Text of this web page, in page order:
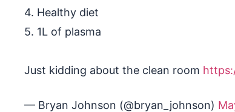
4. Healthy diet
5. 1L of plasma
Just kidding about the clean room
— Bryan Johnson (@bryan_johnson)